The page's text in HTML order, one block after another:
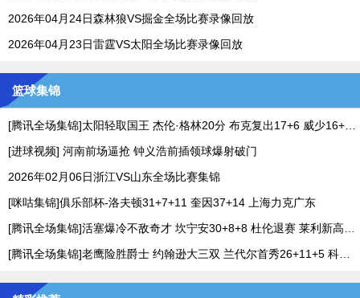
2026年04月24日森林狼VS掘金全场比赛录像回放
2026年04月23日雷霆VS太阳全场比赛录像回放
篮球集锦
[进球视频] 河南前场逼抢 钟义浩前插领球爆射破门
2026年02月06日浙江VS山东全场比赛集锦
[咪咕集锦]俱乐部杯-洛夫顿31+7+11 奎因37+14 上海力克广东